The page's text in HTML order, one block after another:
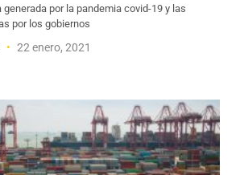
por la pandemia covid-19 y las
por los gobiernos
22 enero, 2021